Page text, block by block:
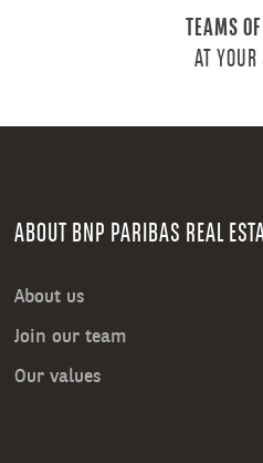
TEAMS
AT
ABOUT BNP PARIBAS REAL
About us
Join our team
Our values